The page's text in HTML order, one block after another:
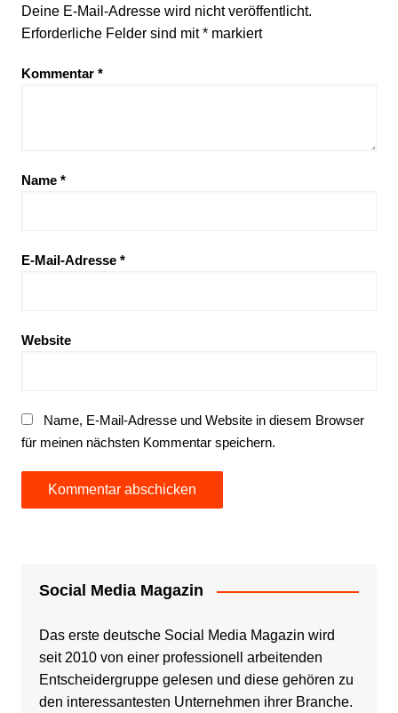
Deine E-Mail-Adresse wird nicht veröffentlicht.
Erforderliche Felder sind mit*markiert
Kommentar *
Name *
E-Mail-Adresse *
Website
Name, E-Mail-Adresse und Website in diesem Browser
für meinen nächsten Kommentar speichern.
Social Media Magazin
Das erste deutsche Social Media Magazin wird
seit 2010 von einer professionell arbeitenden
Entscheidergruppe gelesen und diese gehören zu
den interessantesten Unternehmen ihrer Branche.